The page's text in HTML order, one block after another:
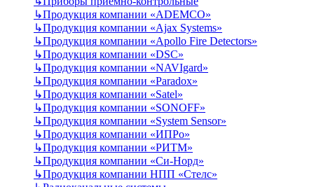
↳Продукция компании «ADEMCO»
↳Продукция компании «Ajax Systems»
↳Продукция компании «Apollo Fire Detectors»
↳Продукция компании «DSC»
↳Продукция компании «NAVIgard»
↳Продукция компании «Paradox»
↳Продукция компании «Satel»
↳Продукция компании «SONOFF»
↳Продукция компании «System Sensor»
↳Продукция компании «ИПРо»
↳Продукция компании «РИТМ»
↳Продукция компании «Си-Норд»
↳Продукция компании НПП «Стелс»